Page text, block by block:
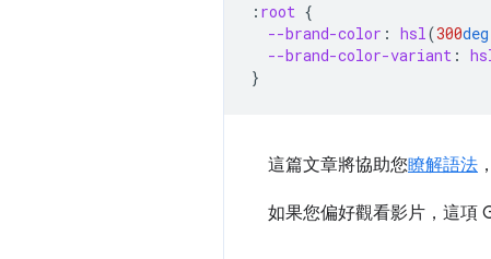
: root {
--brand-color : hsl(300deg
--brand-color-variant :
}
這篇文章將協助您瞭解語法
如果您偏好觀看影片，這項